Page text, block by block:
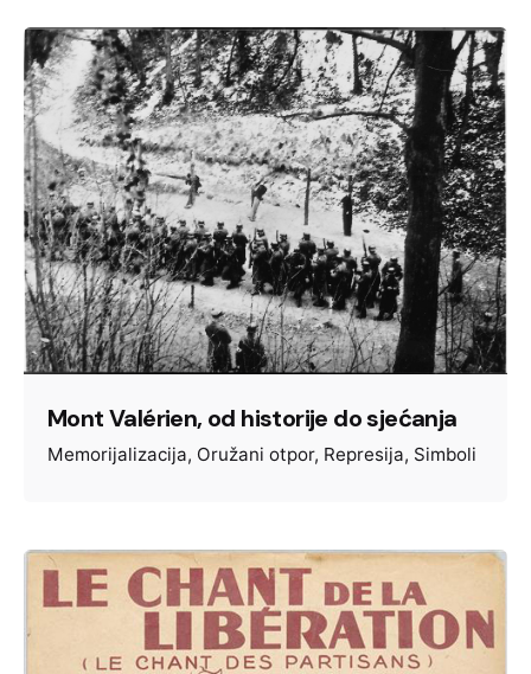
Mont Valérien, od historije do sjećanja
Memorijalizacija Oružani otpor Represija Simboli